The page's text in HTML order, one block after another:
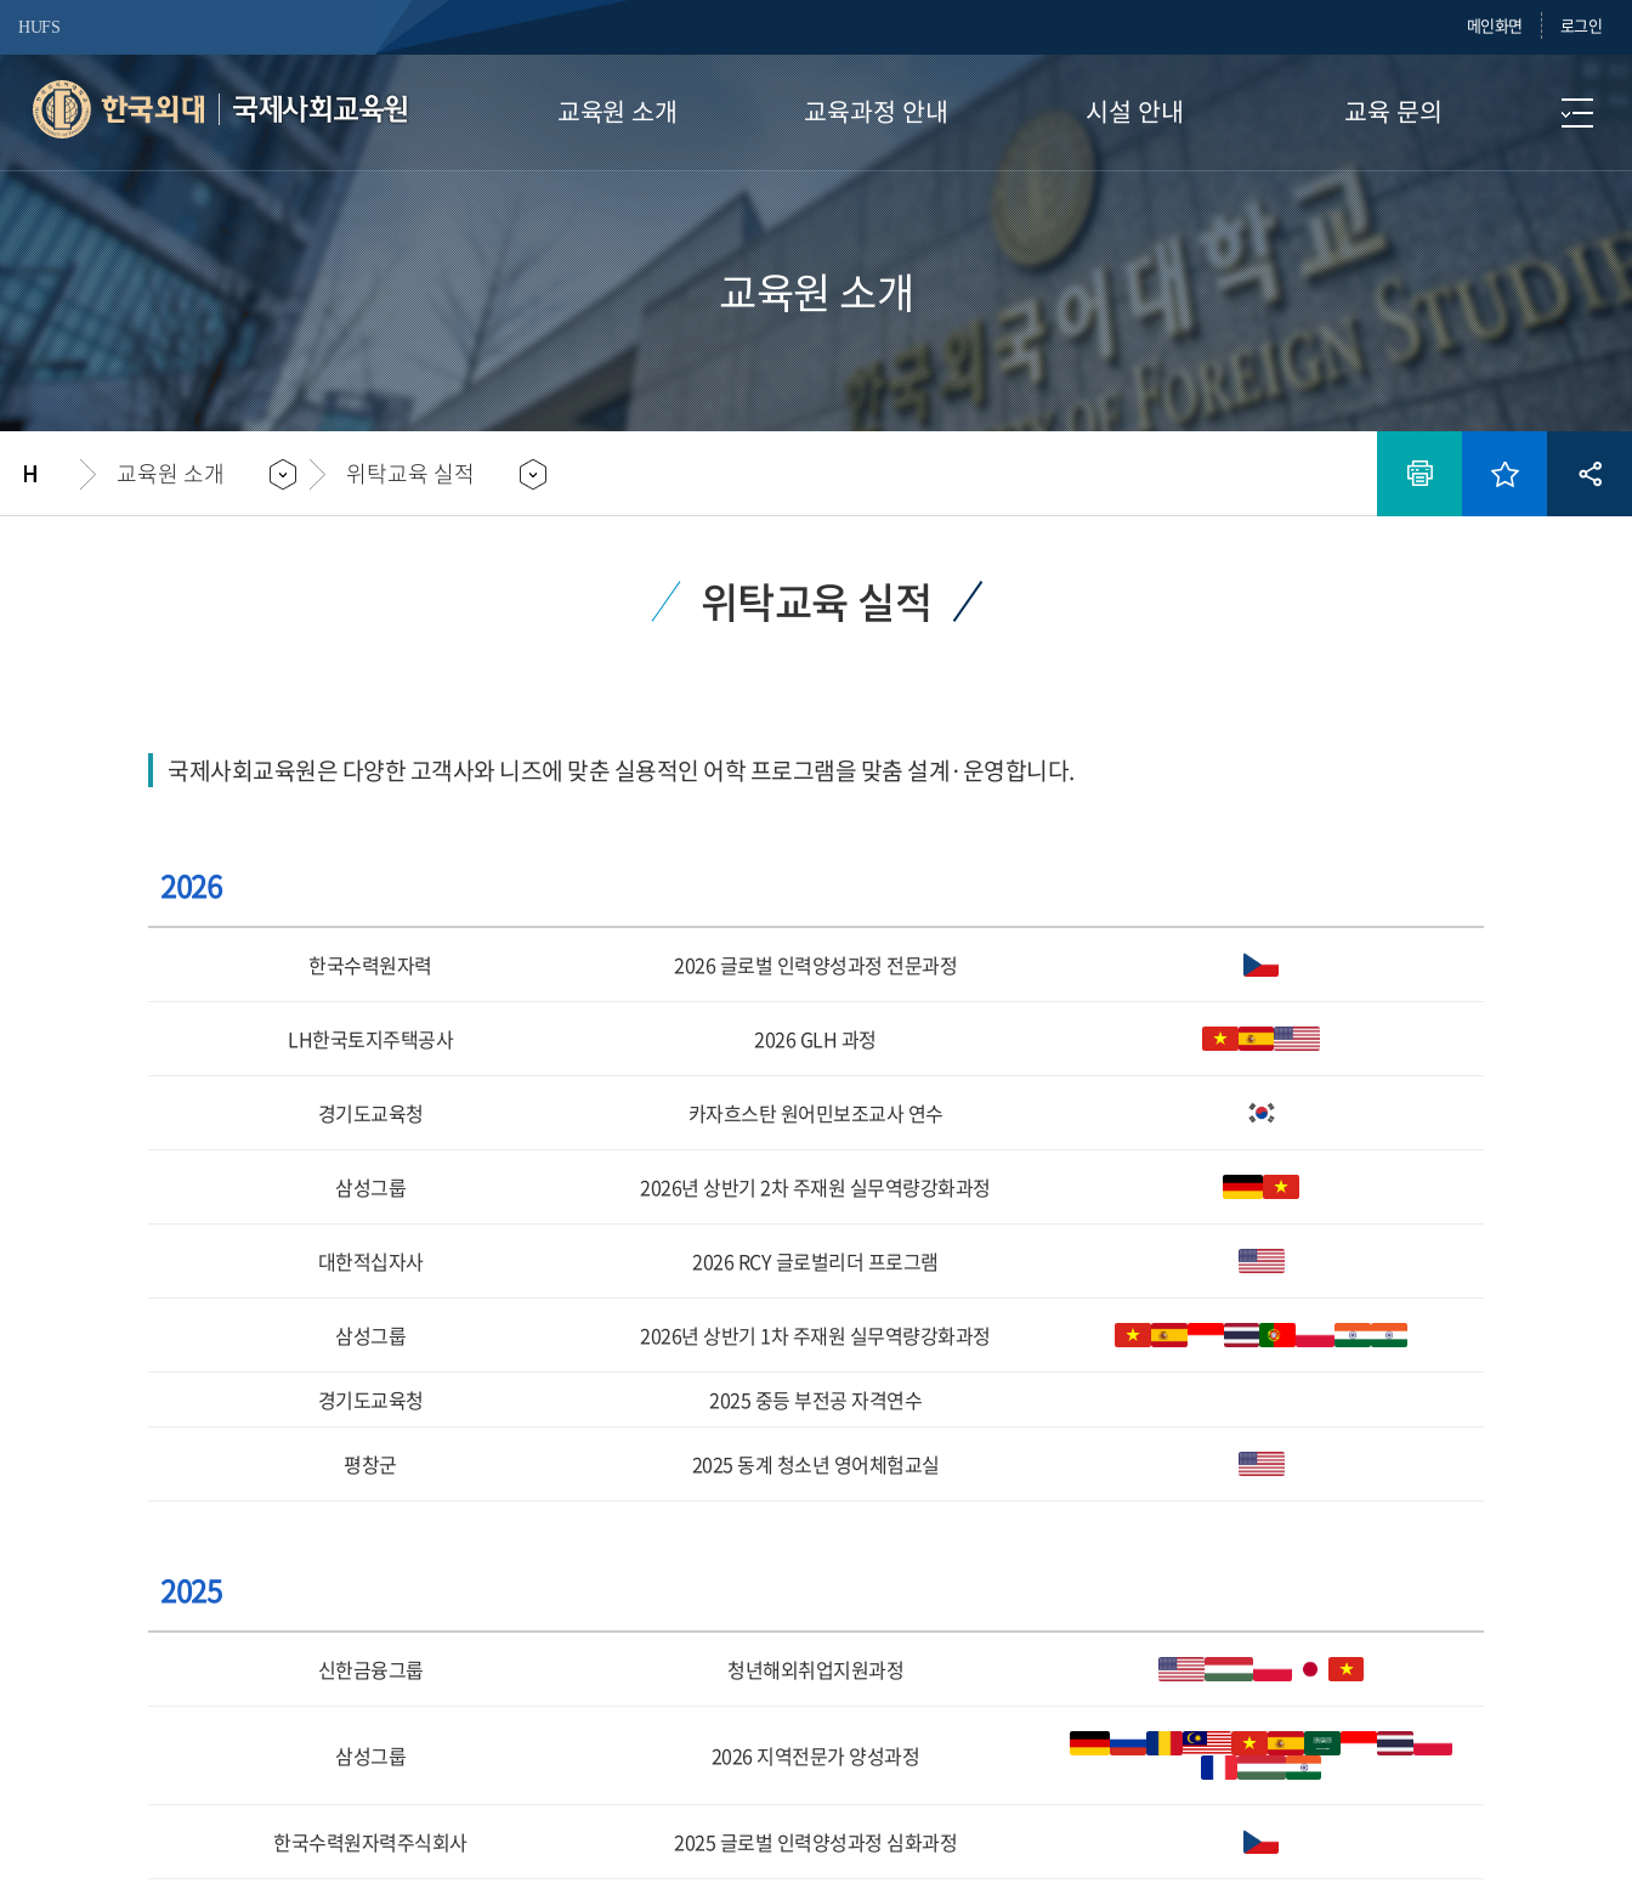
HUFS 메인화면 로그인
국제사회교육원 교육원 소개
원장 인사말
교육원 연혁
교육언어 소개
주요 고객사
위탁교육 실적
교육과정 안내
비즈니스 외국어 소개영상
글로벌 교육 컨설팅
외국어 집중과정
글로벌 지역전문가과정
GLA 어학평가
시설 안내
360° 둘러보기
전경
강의실
생활관
편의시설
시설대관
교육 문의
교육 문의
Contact Us
교육원 소개
교육원 소개 위탁교육 실적
위탁교육 실적
국제사회교육원은 다양한 고객사와 니즈에 맞춘 실용적인 어학 프로그램을 맞춤 설계·운영합니다.
2026
한국수력원자력 2026 글로벌 인력양성과정 전문과정
LH한국토지주택공사 2026 GLH 과정
경기도교육청 카자흐스탄 원어민보조교사 연수
삼성그룹 2026년 상반기 2차 주재원 실무역량강화과정
대한적십자사 2026 RCY 글로벌리더 프로그램
삼성그룹 2026년 상반기 1차 주재원 실무역량강화과정
경기도교육청 2025 중등 부전공 자격연수
평창군 2025 동계 청소년 영어체험교실
2025
신한금융그룹 청년해외취업지원과정
삼성그룹 2026 지역전문가 양성과정
한국수력원자력주식회사 2025 글로벌 인력양성과정 심화과정